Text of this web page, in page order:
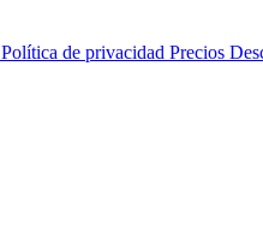
Política de privacidad Precios